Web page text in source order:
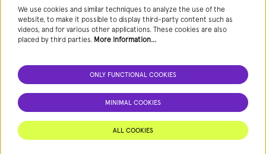
Newsletter
SIGN UP NEWSLETTER
We use cookies and similar techniques to analyze the use of the
website, to make it possible to display third-party content such as
videos, and for various other applications. These cookies are also
placed by third parties. More information…
ONLY FUNCTIONAL COOKIES
MINIMAL COOKIES
ALL COOKIES